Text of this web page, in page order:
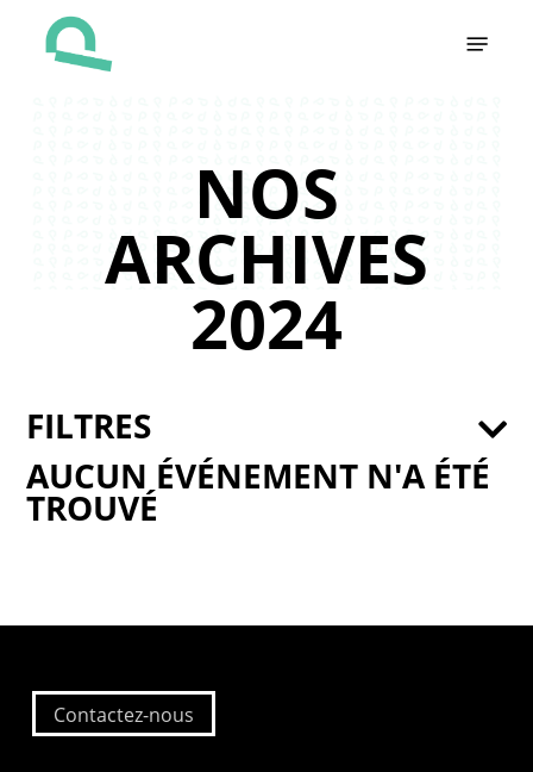
NOS
ARCHIVES
2024
AUCUN ÉVÉNEMENT N'A ÉTÉ
TROUVÉ
FILTRES
Contactez-nous